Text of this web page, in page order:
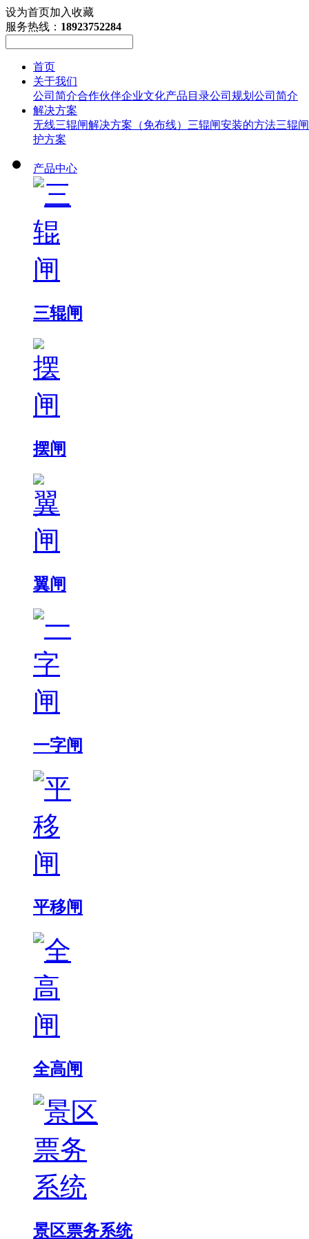
设为首页加入收藏
服务热线： 18923752284
首页
关于我们
公司简介合作伙伴企业文化产品目录公司规划 公司简介
解决方案
无线三辊闸解决方案（免布线） 三辊闸安装的方法三辊
护方案
产品中心
三辊闸
摆闸
翼闸
一字闸
平移闸
全高闸
景区票务系统